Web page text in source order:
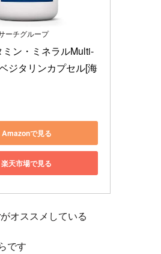
ーチグループ
ミン・ミネラルMulti-
ジタリンカプセル[海
Amazonで見る
楽天市場で見る
オススメしている
です